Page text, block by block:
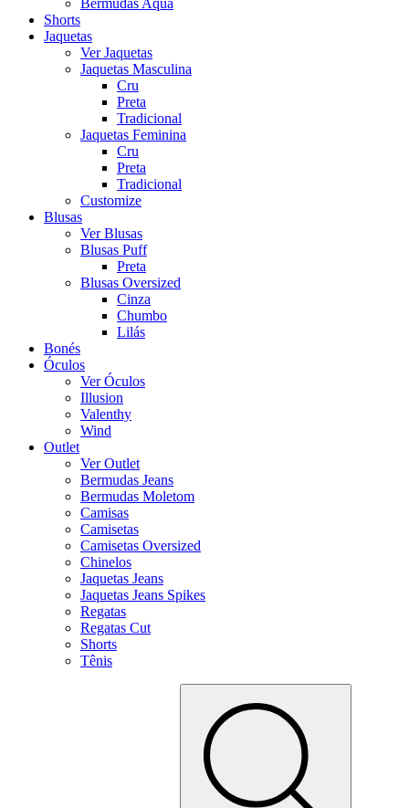
Bermudas Aqua
Shorts
Jaquetas
Ver Jaquetas
Jaquetas Masculina
Cru
Preta
Tradicional
Jaquetas Feminina
Cru
Preta
Tradicional
Customize
Blusas
Ver Blusas
Blusas Puff
Preta
Blusas Oversized
Cinza
Chumbo
Lilás
Bonés
Óculos
Ver Óculos
Illusion
Valenthy
Wind
Outlet
Ver Outlet
Bermudas Jeans
Bermudas Moletom
Camisas
Camisetas
Camisetas Oversized
Chinelos
Jaquetas Jeans
Jaquetas Jeans Spikes
Regatas
Regatas Cut
Shorts
Tênis